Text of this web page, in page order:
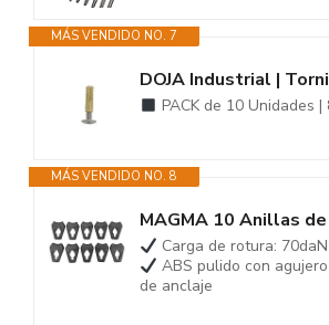
MÁS VENDIDO NO. 7
PACK de 10 Unidades |
MÁS VENDIDO NO. 8
Carga de rotura:
ABS pulido con
de anclaje